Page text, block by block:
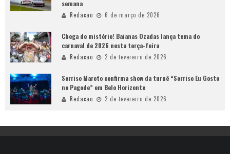
semana
Redacao 6 de março de 2026
Chega de mistério! Baianas Ozadas lança tema do
carnaval de 2026 nesta terça-feira
Redacao 2 de fevereiro de 2026
Sorriso Maroto confirma show da turnê “Sorriso Eu Gosto
no Pagode” em Belo Horizonte
Redacao 2 de fevereiro de 2026